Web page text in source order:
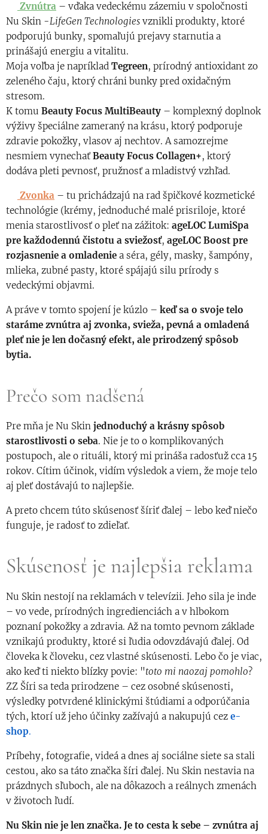
Zvnútra – vďaka vedeckému zázemiu v spoločnosti
Nu Skin -LifeGen Technologies vznikli produkty, ktoré
podporujú bunky, spomaľujú prejavy starnutia a
prinášajú energiu a vitalitu.
Moja voľba je napríklad Tegreen, prírodný antioxidant zo
zeleného čaju, ktorý chráni bunky pred oxidačným
stresom.
K tomu Beauty Focus MultiBeauty – komplexný doplnok
výživy špeciálne zameraný na krásu, ktorý podporuje
zdravie pokožky, vlasov aj nechtov. A samozrejme
nesmiem vynechať Beauty Focus Collagen+, ktorý
dodáva pleti pevnosť, pružnosť a mladistvý vzhľad.
Zvonka – tu prichádzajú na rad špičkové kozmetické
technológie (krémy, jednoduché malé prisriloje, ktoré
menia starostlivosť o pleť na zážitok: ageLOC LumiSpa
pre každodennú čistotu a sviežosť, ageLOC Boost pre
rozjasnenie a omladenie a séra, gély, masky, šampóny,
mlieka, zubné pasty, ktoré spájajú silu prírody s
vedeckými objavmi.
A práve v tomto spojení je kúzlo – keď sa o svoje telo
staráme zvnútra aj zvonka, svieža, pevná a omladená
pleť nie je len dočasný efekt, ale prirodzený spôsob
bytia.
Prečo som nadšená
Pre mňa je Nu Skin jednoduchý a krásny spôsob
starostlivosti o seba. Nie je to o komplikovaných
postupoch, ale o rituáli, ktorý mi prináša radosťuž cca 15
rokov. Cítim účinok, vidím výsledok a viem, že moje telo
aj pleť dostávajú to najlepšie.
A preto chcem túto skúsenosť šíriť ďalej – lebo keď niečo
funguje, je radosť to zdieľať. 💙
Skúsenosť je najlepšia reklama
Nu Skin nestojí na reklamách v televízii. Jeho sila je inde
– vo vede, prírodných ingredienciách a v hlbokom
poznaní pokožky a zdravia. Až na tomto pevnom základe
vznikajú produkty, ktoré si ľudia odovzdávajú ďalej. Od
človeka k človeku, cez vlastné skúsenosti. Lebo čo je viac,
ako keď ti niekto blízky povie: "toto mi naozaj pomohlo?
ZZ Šíri sa teda prirodzene – cez osobné skúsenosti,
výsledky potvrdené klinickými štúdiami a odporúčania
tých, ktorí už jeho účinky zažívajú a nakupujú cez e-
shop.
Príbehy, fotografie, videá a dnes aj sociálne siete sa stali
cestou, ako sa táto značka šíri ďalej. Nu Skin nestavia na
prázdnych sľuboch, ale na dôkazoch a reálnych zmenách
v životoch ľudí.
Nu Skin nie je len značka. Je to cesta k sebe – zvnútra aj